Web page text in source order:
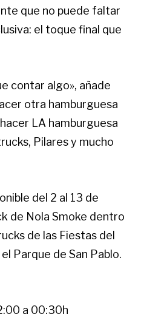
que no puede faltar
el toque final que
contar algo», añade
otra hamburguesa
LA hamburguesa
Pilares y mucho
del 2 al 13 de
de Nola Smoke dentro
de las Fiestas del
Parque de San Pablo.
a 00:30h